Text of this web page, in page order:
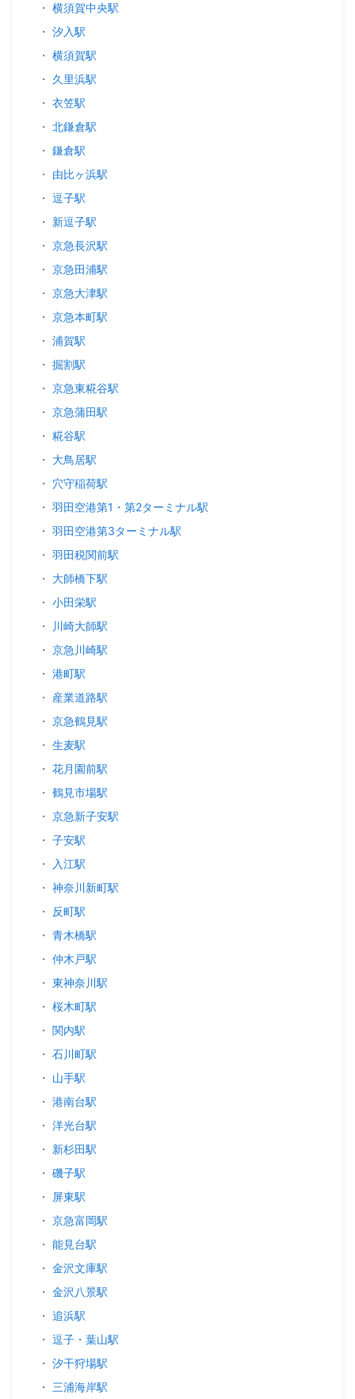
・ 横須賀中央駅
・ 汐入駅
・ 横須賀駅
・ 久里浜駅
・ 衣笠駅
・ 北鎌倉駅
・ 鎌倉駅
・ 由比ヶ浜駅
・ 逗子駅
・ 新逗子駅
・ 京急長沢駅
・ 京急田浦駅
・ 京急大津駅
・ 京急本町駅
・ 浦賀駅
・ 掘割駅
・ 京急東糀谷駅
・ 京急蒲田駅
・ 糀谷駅
・ 大鳥居駅
・ 穴守稲荷駅
・ 羽田空港第1・第2ターミナル駅
・ 羽田空港第3ターミナル駅
・ 羽田税関前駅
・ 大師橋下駅
・ 小田栄駅
・
川崎大師駅
・ 京急川崎駅
・ 港町駅
・ 産業道路駅
・ 京急鶴見駅
・ 生麦駅
・ 花月園前駅
・ 鶴見市場駅
・ 京急新子安駅
・ 子安駅
・
入江駅
・ 神奈川新町駅
・
反町駅
・ 青木橋駅
・ 仲木戸駅
・ 東神奈川駅
・ 桜木町駅
・ 関内駅
・ 石川町駅
・ 山手駅
・ 港南台駅
・ 洋光台駅
・ 新杉田駅
・ 磯子駅
・
屏東駅
・ 京急富岡駅
・ 能見台駅
・ 金沢文庫駅
・ 金沢八景駅
・ 追浜駅
・ 逗子・葉山駅
・ 汐干狩場駅
・ 三浦海岸駅